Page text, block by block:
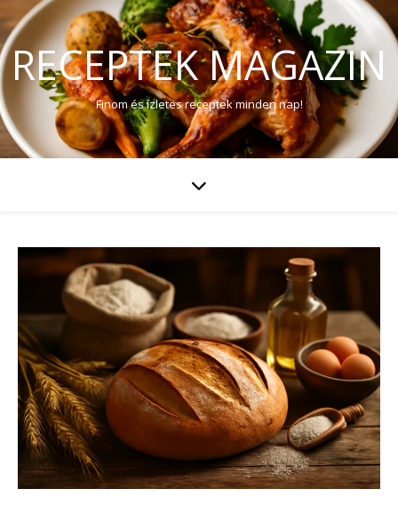
RECEPTEK MAGAZIN
Finom és ízletes receptek minden nap!